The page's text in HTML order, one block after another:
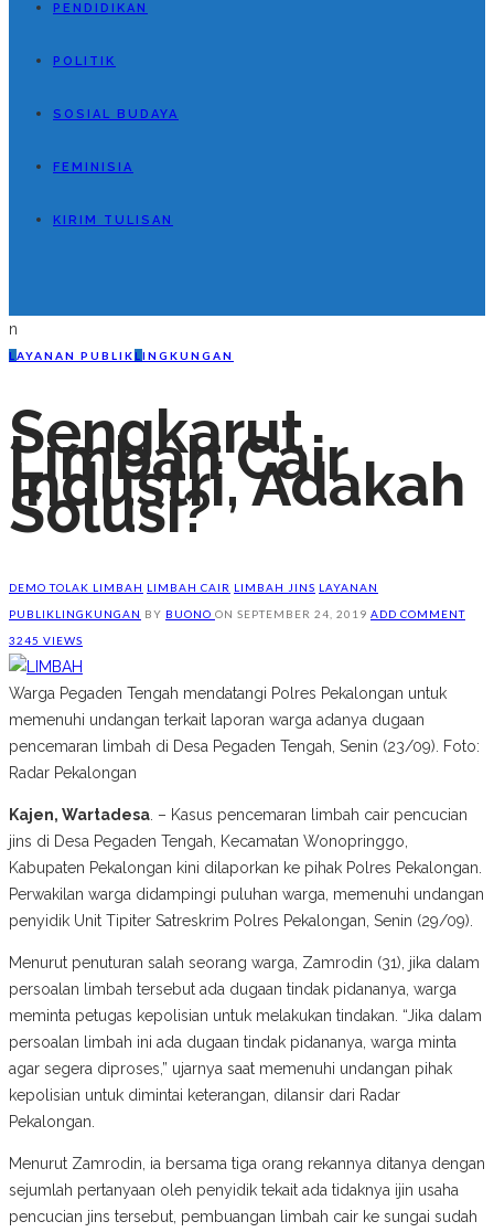
PENDIDIKAN
POLITIK
SOSIAL BUDAYA
FEMINISIA
KIRIM TULISAN
n
L AYANAN PUBLIKL INGKUNGAN
Sengkarut
Limbah Cair
Industri, Adakah
Solusi?
DEMO TOLAK LIMBAH LIMBAH CAIR LIMBAH JINS LAYANAN
PUBLIKLINGKUNGAN BY BUONO ON SEPTEMBER 24, 2019 ADD COMMENT
3245 VIEWS
Warga Pegaden Tengah mendatangi Polres Pekalongan untuk
memenuhi undangan terkait laporan warga adanya dugaan
pencemaran limbah di Desa Pegaden Tengah, Senin (23/09). Foto:
Radar Pekalongan
Kajen, Wartadesa . – Kasus pencemaran limbah cair pencucian
jins di Desa Pegaden Tengah, Kecamatan Wonopringgo,
Kabupaten Pekalongan kini dilaporkan ke pihak Polres Pekalongan.
Perwakilan warga didampingi puluhan warga, memenuhi undangan
penyidik Unit Tipiter Satreskrim Polres Pekalongan, Senin (29/09).
Menurut penuturan salah seorang warga, Zamrodin (31), jika dalam
persoalan limbah tersebut ada dugaan tindak pidananya, warga
meminta petugas kepolisian untuk melakukan tindakan. “Jika dalam
persoalan limbah ini ada dugaan tindak pidananya, warga minta
agar segera diproses,” ujarnya saat memenuhi undangan pihak
kepolisian untuk dimintai keterangan, dilansir dari Radar
Pekalongan.
Menurut Zamrodin, ia bersama tiga orang rekannya ditanya dengan
sejumlah pertanyaan oleh penyidik tekait ada tidaknya ijin usaha
pencucian jins tersebut, pembuangan limbah cair ke sungai sudah